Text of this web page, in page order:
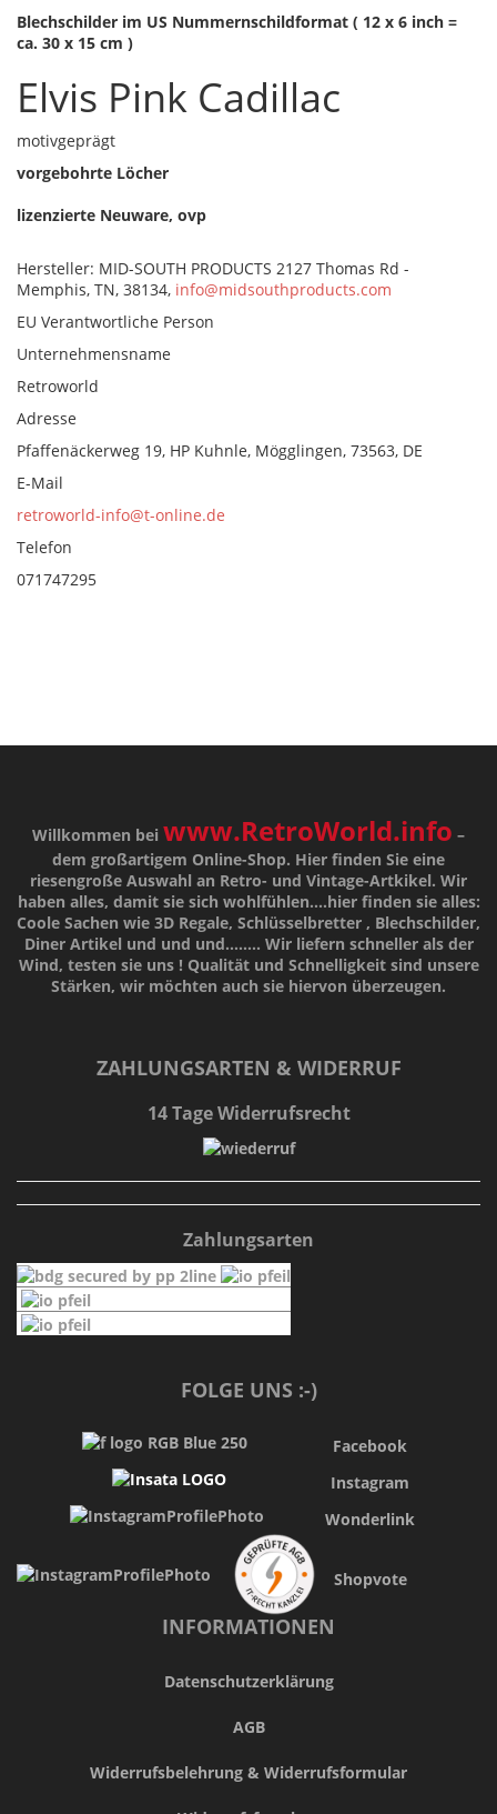
Blechschilder im US Nummernschildformat ( 12 x 6 inch =
ca. 30 x 15 cm )
Elvis Pink Cadillac
motivgeprägt
vorgebohrte Löcher
lizenzierte Neuware, ovp
Hersteller: MID-SOUTH PRODUCTS 2127 Thomas Rd -
Memphis, TN, 38134, info@midsouthproducts.com
EU Verantwortliche Person
Unternehmensname
Retroworld
Adresse
Pfaffenäckerweg 19, HP Kuhnle, Mögglingen, 73563, DE
E-Mail
retroworld-info@t-online.de
Telefon
071747295
Willkommen bei www.RetroWorld.info –
dem großartigem Online-Shop. Hier finden Sie eine
riesengroße Auswahl an Retro- und Vintage-Artkikel. Wir
haben alles, damit sie sich wohlfühlen....hier finden sie alles:
Coole Sachen wie 3D Regale, Schlüsselbretter , Blechschilder,
Diner Artikel und und und........ Wir liefern schneller als der
Wind, testen sie uns ! Qualitätund Schnelligkeitsind unsere
Stärken, wir möchten auch sie hiervon überzeugen.
ZAHLUNGSARTEN & WIDERRUF
14 Tage Widerrufsrecht
Zahlungsarten
FOLGE UNS :-)
Facebook
Instagram
Wonderlink
Shopvote
INFORMATIONEN
Datenschutzerklärung
AGB
Widerrufsbelehrung & Widerrufsformular